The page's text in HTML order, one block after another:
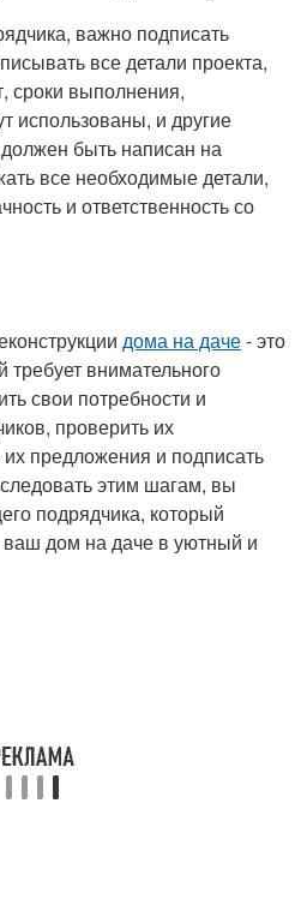
важно подписать
все детали проекта,
сроки выполнения,
использованы, и другие
быть написан на
все необходимые детали,
и ответственность со
дома на даче- это
внимательного
свои потребности и
проверить их
предложения и подписать
этим шагам, вы
подрядчика, который
дом на даче в уютный и